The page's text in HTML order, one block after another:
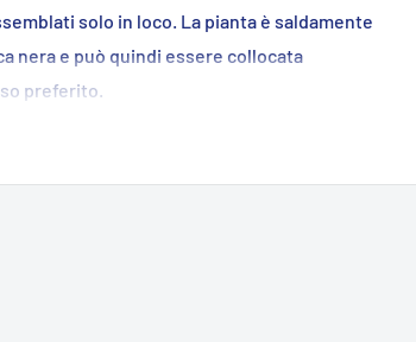
solo in loco. La pianta è saldamente
nera e può quindi essere collocata
preferito.
diversa disposizione delle foglie.